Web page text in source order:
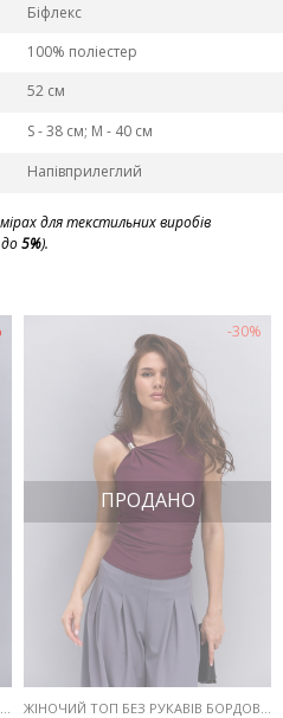
Біфлекс
100% поліестер
52 см
S - 38 см; M - 40 см
Напівприлеглий
для текстильних виробів
5%).
ЖІНОЧИЙ ТОП БЕЗ РУКАВІВ ЧЕРВОНИЙ З ПРИКРАСОЮ НА ПЛЕЧІ
-30%
ПРОДАНО
ЖІНОЧИЙ ТОП БЕЗ РУКАВІВ БОРДОВИЙ З ПРИКРАСОЮ НА ПЛЕЧІ